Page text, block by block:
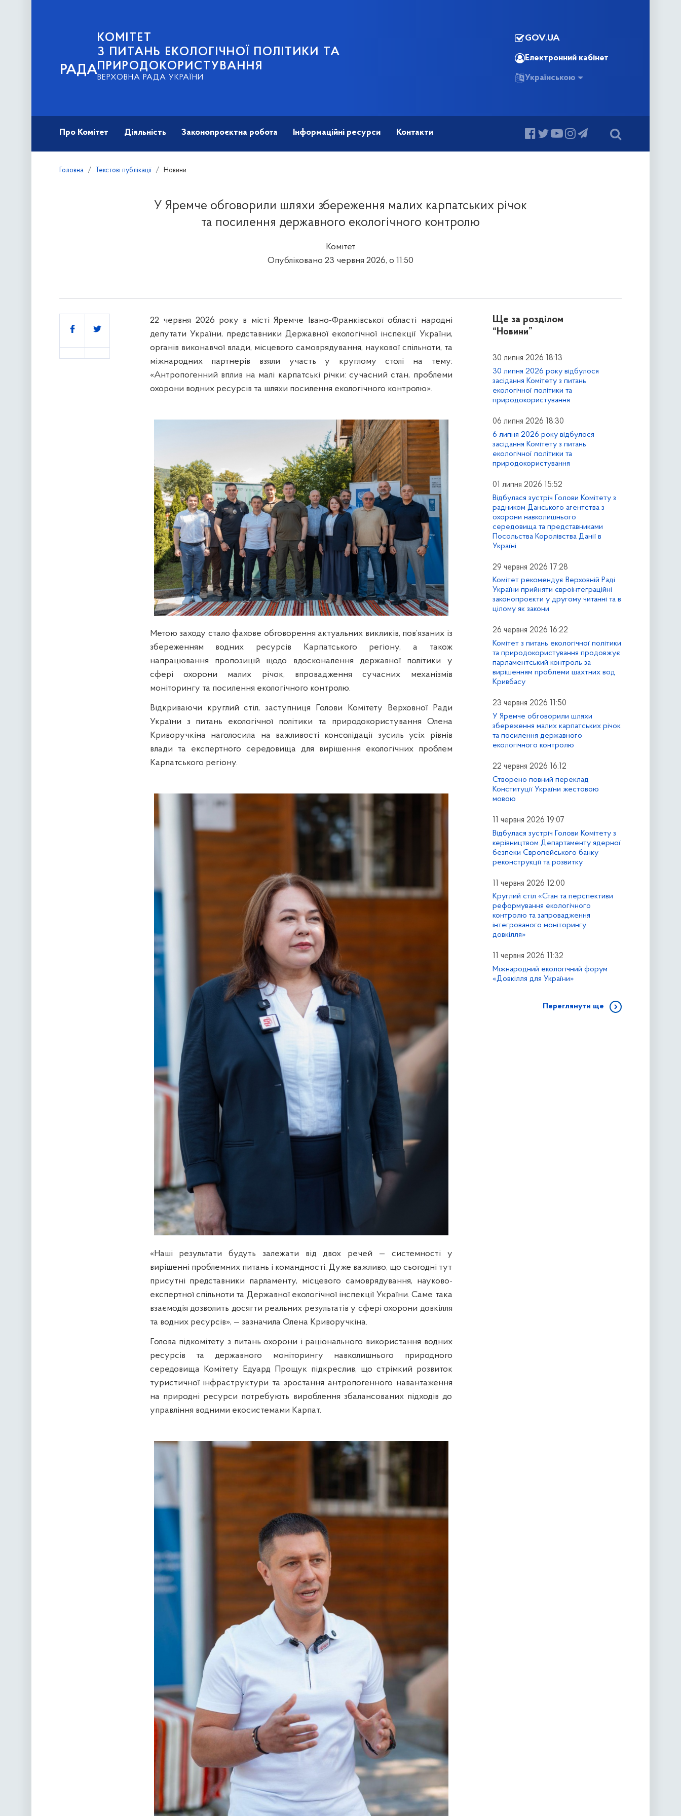
РАДА
КОМІТЕТ
З ПИТАНЬ ЕКОЛОГІЧНОЇ ПОЛІТИКИ ТА
ПРИРОДОКОРИСТУВАННЯ
ВЕРХОВНА РАДА УКРАЇНИ
GOV.UA
Електронний кабінет
Українською
Про Комітет Діяльність Законопроєктна робота Інформаційні ресурси Контакти
Головна Текстові публікації Новини
У Яремче обговорили шляхи збереження малих карпатських річок
та посилення державного екологічного контролю
Комітет
Опубліковано 23 червня 2026, о 11:50
22 червня 2026 року в місті Яремче Івано-Франківської області народні
депутати України, представники Державної екологічної інспекції України,
органів виконавчої влади, місцевого самоврядування, наукової спільноти, та
міжнародних партнерів взяли участь у круглому столі на тему:
«Антропогенний вплив на малі карпатські річки: сучасний стан, проблеми
охорони водних ресурсів та шляхи посилення екологічного контролю».
Метою заходу стало фахове обговорення актуальних викликів, пов’язаних із
збереженням водних ресурсів Карпатського регіону, а також
напрацювання пропозицій щодо вдосконалення державної політики у
сфері охорони малих річок, впровадження сучасних механізмів
моніторингу та посилення екологічного контролю.
Відкриваючи круглий стіл, заступниця Голови Комітету Верховної Ради
України з питань екологічної політики та природокористування Олена
Криворучкіна наголосила на важливості консолідації зусиль усіх рівнів
влади та експертного середовища для вирішення екологічних проблем
Карпатського регіону.
«Наші результати будуть залежати від двох речей — системності у
вирішенні проблемних питань і командності. Дуже важливо, що сьогодні тут
присутні представники парламенту, місцевого самоврядування, науково-
експертної спільноти та Державної екологічної інспекції України. Саме така
взаємодія дозволить досягти реальних результатів у сфері охорони довкілля
та водних ресурсів», — зазначила Олена Криворучкіна.
Голова підкомітету з питань охорони і раціонального використання водних
ресурсів та державного моніторингу навколишнього природного
середовища Комітету Едуард Прощук підкреслив, що стрімкий розвиток
туристичної інфраструктури та зростання антропогенного навантаження
на природні ресурси потребують вироблення збалансованих підходів до
управління водними екосистемами Карпат.
Поділитись
Ще за розділом
“Новини”
30 липня 2026 18:13
30 липня 2026 року відбулося
засідання Комітету з питань
екологічної політики та
природокористування
06 липня 2026 18:30
6 липня 2026 року відбулося
засідання Комітету з питань
екологічної політики та
природокористування
01 липня 2026 15:52
Відбулася зустріч Голови Комітету з
радником Данського агентства з
охорони навколишнього
середовища та представниками
Посольства Королівства Данії в
Україні
29 червня 2026 17:28
Комітет рекомендує Верховній Раді
України прийняти євроінтеграційні
законопроєкти у другому читанні та в
цілому як закони
26 червня 2026 16:22
Комітет з питань екологічної політики
та природокористування продовжує
парламентський контроль за
вирішенням проблеми шахтних вод
Кривбасу
23 червня 2026 11:50
У Яремче обговорили шляхи
збереження малих карпатських річок
та посилення державного
екологічного контролю
22 червня 2026 16:12
Створено повний переклад
Конституції України жестовою
мовою
11 червня 2026 19:07
Відбулася зустріч Голови Комітету з
керівництвом Департаменту ядерної
безпеки Європейського банку
реконструкції та розвитку
11 червня 2026 12:00
Круглий стіл «Стан та перспективи
реформування екологічного
контролю та запровадження
інтегрованого моніторингу
довкілля»
11 червня 2026 11:32
Міжнародний екологічний форум
«Довкілля для України»
Переглянути ще